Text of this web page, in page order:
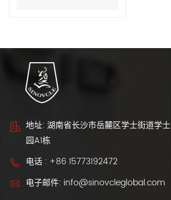
地址: 湖南省长沙市岳麓区学士街道学
园A1栋
电话 : +86 15773192472
电子邮件: info@sinovcleglobal.com